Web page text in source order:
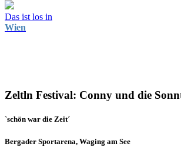
Das ist los in
Wien
Zeltln Festival: Conny und die
`schön war die Zeit´
Bergader Sportarena, Waging am See